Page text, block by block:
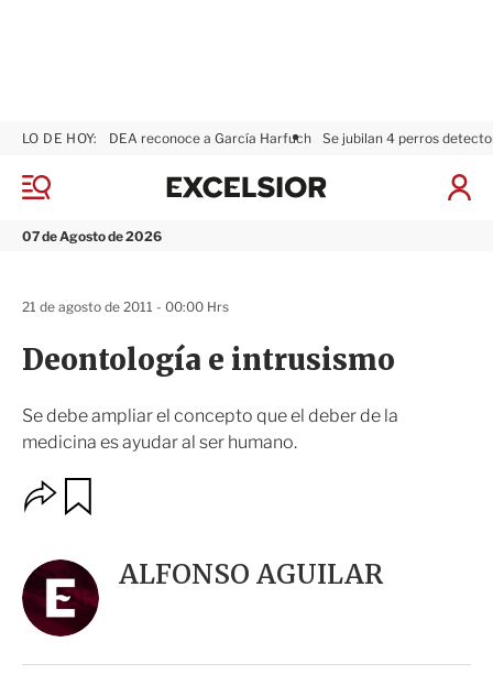
M
n
07 de Agosto de 2026
LO DE HOY: DEA reconoce a García Harfuch Se jubilan 4 perros
I
x
r
Deontología e intrusismo
Se debe ampliar el concepto que el deber de la
medicina es ayudar al ser humano.
21 de agosto de 2011 - 00:00 Hrs
O
p
n
e
s
a
r
ALFONSO AGUILAR